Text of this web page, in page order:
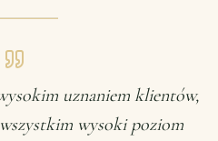
uznaniem klientów,
wysoki poziom